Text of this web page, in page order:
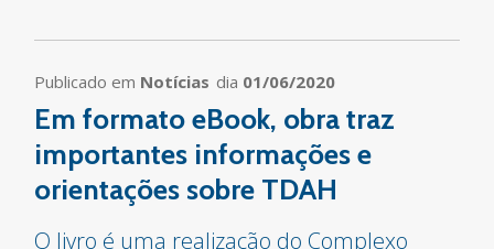
Publicado em Notícias dia 01/06/2020
Em formato eBook, obra traz
importantes informações e
orientações sobre TDAH
O livro é uma realização do Complexo